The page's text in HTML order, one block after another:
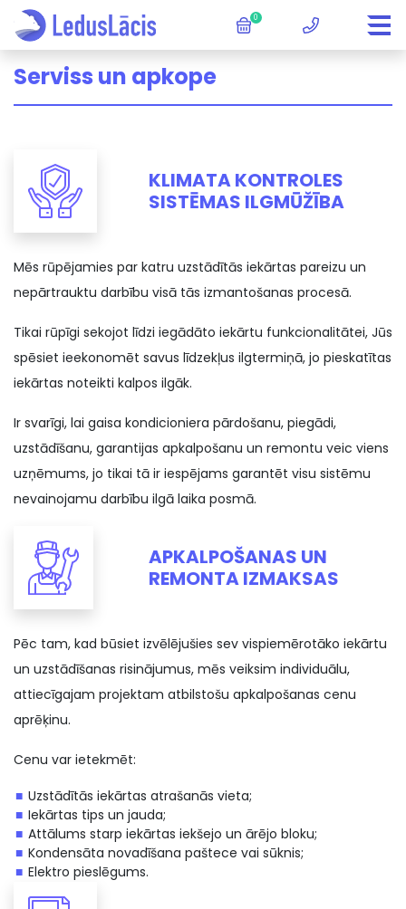
0
Serviss un apkope
KLIMATA KONTROLES
SISTĒMAS ILGMŪŽĪBA
Mēs rūpējamies par katru uzstādītās iekārtas pareizu un
nepārtrauktu darbību visā tās izmantošanas procesā.
Tikai rūpīgi sekojot līdzi iegādāto iekārtu funkcionalitātei, Jūs
spēsiet ieekonomēt savus līdzekļus ilgtermiņā, jo pieskatītas
iekārtas noteikti kalpos ilgāk.
Ir svarīgi, lai gaisa kondicioniera pārdošanu, piegādi,
uzstādīšanu, garantijas apkalpošanu un remontu veic viens
uzņēmums, jo tikai tā ir iespējams garantēt visu sistēmu
nevainojamu darbību ilgā laika posmā.
APKALPOŠANAS UN
REMONTA IZMAKSAS
Pēc tam, kad būsiet izvēlējušies sev vispiemērotāko iekārtu
un uzstādīšanas risinājumus, mēs veiksim individuālu,
attiecīgajam projektam atbilstošu apkalpošanas cenu
aprēķinu.
Cenu var ietekmēt:
Uzstādītās iekārtas atrašanās vieta;
Iekārtas tips un jauda;
Attālums starp iekārtas iekšejo un ārējo bloku;
Kondensāta novadīšana paštece vai sūknis;
Elektro pieslēgums.